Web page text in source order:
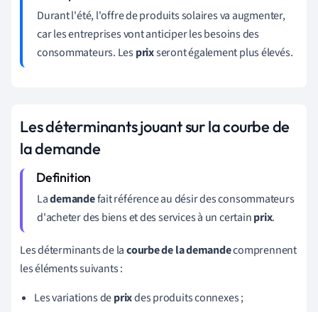
Durant l'été, l'offre de produits solaires va augmenter,
car les entreprises vont anticiper les besoins des
consommateurs. Lesprixseront également plus élevés.
Les déterminants jouant sur la courbe de
la demande
Lademandefait référence au désir des consommateurs
d'acheter des biens et des services à un certainprix.
Les déterminants de lacourbe de la demandecomprennent
les éléments suivants :
Les variations deprixdes produits connexes ;